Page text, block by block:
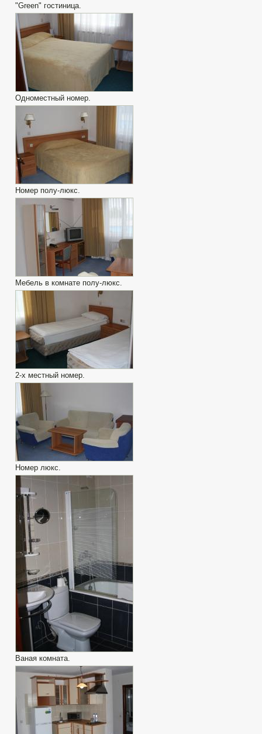
"Green" гостиница.
Одноместный номер.
Номер полу-люкс.
Мебель в комнате полу-люкс.
2-х местный номер.
Номер люкс.
Baная комната.